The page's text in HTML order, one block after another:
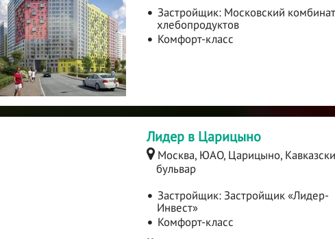
Застройщик: Московский комбинат
хлебопродуктов
Комфорт-класс
Лидер в Царицыно
Москва, ЮАО, Царицыно,
бульвар
Застройщик:Застройщик «Лидер-
Инвест»
Комфорт-класс